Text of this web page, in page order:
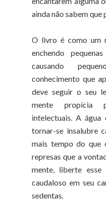
ainda não sabem que
O livro é como um
enchendo
causando
conhecimento que
deve seguir o seu
mente propícia
intelectuais. A
tornar-se insalubre
mais tempo do que
represas que a
mente, liberte
caudaloso em seu
sedentas.